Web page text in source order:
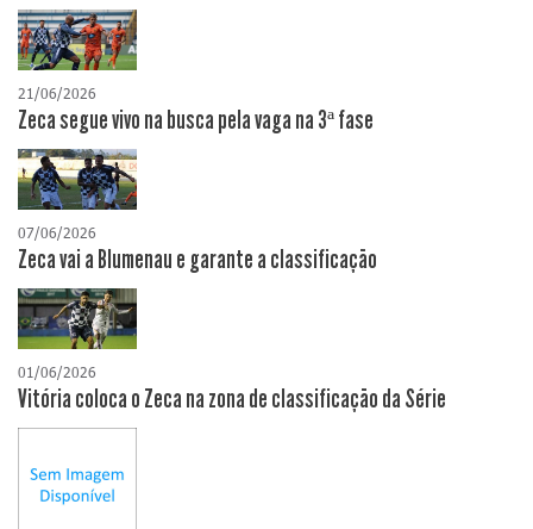
21/06/2026
Zeca segue vivo na busca pela vaga na 3ª fase
07/06/2026
Zeca vai a Blumenau e garante a classificação
01/06/2026
Vitória coloca o Zeca na zona de classificação da Série